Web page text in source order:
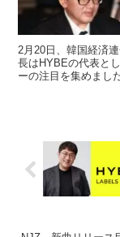
2月20日、韓国経済
長はHYBEの代表と
ーの注目を集めました